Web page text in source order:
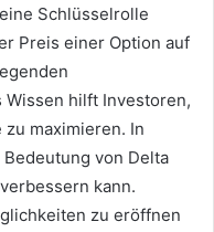
Schlüsselrolle
Preis einer Option auf
hilft Investoren,
zu maximieren. In
von Delta
kann.
zu eröffnen